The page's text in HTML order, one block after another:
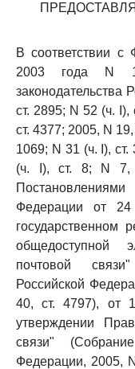
В соответствии с
2003 года N
законодательства
ст. 2895; N 52 (ч. I),
ст. 4377; 2005, N
1069; N 31 (ч. I),
(ч. I), ст. 8; N 7,
Федерации от
государственном
общедоступной
почтовой
Российской
40, ст. 4797), от
утверждении
связи"
Федерации, 2005,